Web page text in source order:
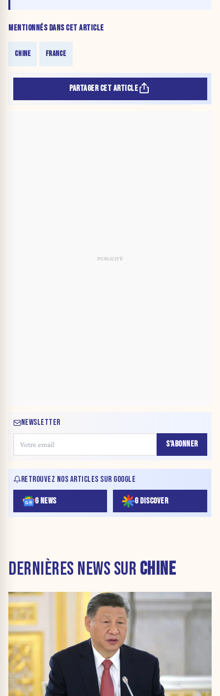
MENTIONNÉS DANS CET ARTICLE
CHINE FRANCE
PARTAGER CET ARTICLE
NEWSLETTER
S'ABONNER
RETROUVEZ NOS ARTICLES SUR GOOGLE
G NEWS G DISCOVER
DERNIÈRES NEWS SUR CHINE